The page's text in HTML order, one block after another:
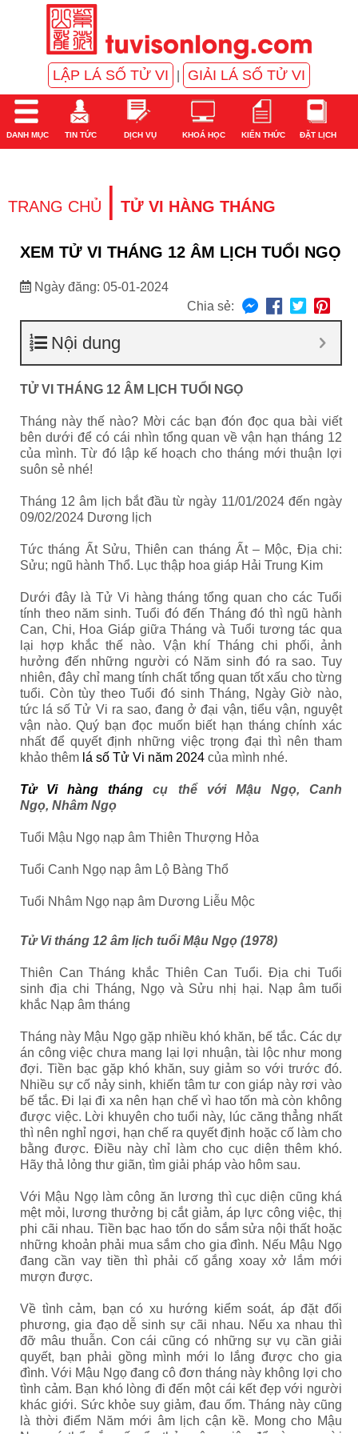
LẬP LÁ SỐ TỬ VI GIẢI LÁ SỐ TỬ VI
DANH MỤC TIN TỨC DỊCH VỤ KHOÁ HỌC KIẾN THỨC ĐẶT LỊCH
TRANG CHỦ | TỬ VI HÀNG THÁNG
XEM TỬ VI THÁNG 12 ÂM LỊCH TUỔI NGỌ
Ngày đăng: 05-01-2024
Chia sẻ:
Nội dung
TỬ VI THÁNG 12 ÂM LỊCH TUỔI NGỌ
Tháng này thế nào? Mời các bạn đón đọc qua bài viết
bên dưới để có cái nhìn tổng quan về vận hạn tháng 12
của mình. Từ đó lập kế hoạch cho tháng mới thuận lợi
suôn sẻ nhé!
Tháng 12 âm lịch bắt đầu từ ngày 11/01/2024 đến ngày
09/02/2024 Dương lịch
Tức tháng Ất Sửu, Thiên can tháng Ất – Mộc, Địa chi:
Sửu; ngũ hành Thổ. Lục thập hoa giáp Hải Trung Kim
Dưới đây là Tử Vi hàng tháng tổng quan cho các Tuổi
tính theo năm sinh. Tuổi đó đến Tháng đó thì ngũ hành
Can, Chi, Hoa Giáp giữa Tháng và Tuổi tương tác qua
lại hợp khắc thế nào. Vận khí Tháng chi phối, ảnh
hưởng đến những người có Năm sinh đó ra sao. Tuy
nhiên, đây chỉ mang tính chất tổng quan tốt xấu cho từng
tuổi. Còn tùy theo Tuổi đó sinh Tháng, Ngày Giờ nào,
tức lá số Tử Vi ra sao, đang ở đại vận, tiểu vận, nguyệt
vận nào. Quý bạn đọc muốn biết hạn tháng chính xác
nhất để quyết định những việc trọng đại thì nên tham
khảo thêm lá số Tử Vi năm 2024 của mình nhé.
Tử Vi hàng tháng cụ thể với Mậu Ngọ, Canh
Ngọ, Nhâm Ngọ
Tuổi Mậu Ngọ nạp âm Thiên Thượng Hỏa
Tuổi Canh Ngọ nạp âm Lộ Bàng Thổ
Tuổi Nhâm Ngọ nạp âm Dương Liễu Mộc
Tử Vi tháng 12 âm lịch tuổi Mậu Ngọ (1978)
Thiên Can Tháng khắc Thiên Can Tuổi. Địa chi Tuổi
sinh địa chi Tháng, Ngọ và Sửu nhị hại. Nạp âm tuổi
khắc Nạp âm tháng
Tháng này Mậu Ngọ gặp nhiều khó khăn, bế tắc. Các dự
án công việc chưa mang lại lợi nhuận, tài lộc như mong
đợi. Tiền bạc gặp khó khăn, suy giảm so với trước đó.
Nhiều sự cố nảy sinh, khiến tâm tư con giáp này rơi vào
bế tắc. Đi lại đi xa nên hạn chế vì hao tốn mà còn không
được việc. Lời khuyên cho tuổi này, lúc căng thẳng nhất
thì nên nghỉ ngơi, hạn chế ra quyết định hoặc cố làm cho
bằng được. Điều này chỉ làm cho cục diện thêm khó.
Hãy thả lỏng thư giãn, tìm giải pháp vào hôm sau.
Với Mậu Ngọ làm công ăn lương thì cục diện cũng khá
mệt mỏi, lương thưởng bị cắt giảm, áp lực công việc, thị
phi cãi nhau. Tiền bạc hao tốn do sắm sửa nội thất hoặc
những khoản phải mua sắm cho gia đình. Nếu Mậu Ngọ
đang cần vay tiền thì phải cố gắng xoay xở lắm mới
mượn được.
Về tình cảm, bạn có xu hướng kiểm soát, áp đặt đối
phương, gia đạo dễ sinh sự cãi nhau. Nếu xa nhau thì
đỡ mâu thuẫn. Con cái cũng có những sự vụ cần giải
quyết, bạn phải gồng mình mới lo lắng được cho gia
đình. Với Mậu Ngọ đang cô đơn tháng này không lợi cho
tình cảm. Bạn khó lòng đi đến một cái kết đẹp với người
khác giới. Sức khỏe suy giảm, đau ốm. Tháng này cũng
là thời điểm Năm mới âm lịch cận kề. Mong cho Mậu